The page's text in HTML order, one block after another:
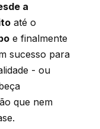
a
até o
e finalmente
sucesso para
- ou
que nem